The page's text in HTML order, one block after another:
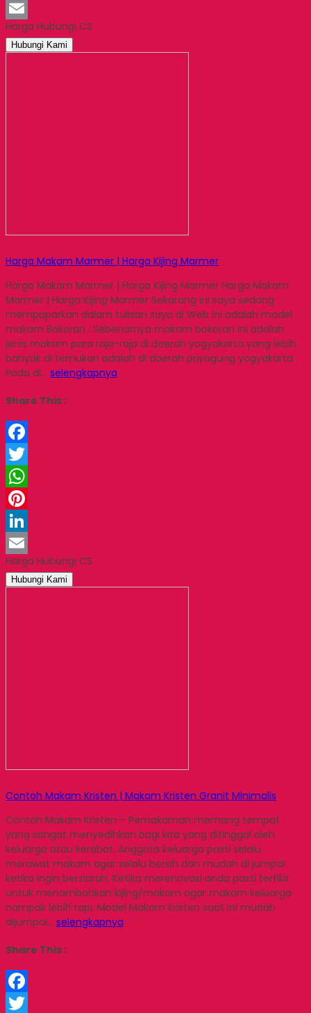
LinkedIn
Email
Harga Hubungi CS
Hubungi Kami
Harga Makam Marmer | Harga Kijing Marmer
Harga Makam Marmer | Harga Kijing Marmer Harga Makam
Marmer | Harga Kijing Marmer Sekarang ini saya sedang
mempaparkan dalam tulisan saya di Web ini adalah model
makam Bokoran . Sebenarnya makam bokoran ini adalah
jenis makam para raja-raja di daerah yogyakarta yang lebih
banyak di temukan adalah di daerah priyagung yogyakarta .
Pada di… selengkapnya
Share This :
Facebook
Twitter
WhatsApp
Pinterest
LinkedIn
Email
Harga Hubungi CS
Hubungi Kami
Contoh Makam Kristen | Makam Kristen Granit Minimalis
Contoh Makam Kristen – Pemakaman memang tempat
yang sangat menyedihkan bagi kita yang ditinggal oleh
keluarga atau kerabat. Anggota keluarga pasti selalu
merawat makam agar selalu bersih dan mudah di jumpai
ketika ingin berziarah. Ketika merenovasi anda pasti terfikir
untuk menambahkan kijing/makam agar makam keluarga
nampak lebih rapi. Model Makam kristen saat ini mudah
dijumpai… selengkapnya
Share This :
Facebook